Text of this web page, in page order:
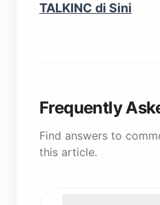
TALKINC di Sini
Frequently
Find answers to
this article.